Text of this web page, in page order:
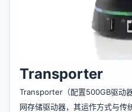
Transporter
Transporter（配置500GB驱动
网存储驱动器，其运作方式与传